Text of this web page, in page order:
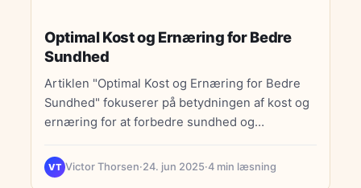
Optimal Kost og Ernæring for Bedre
Sundhed
Artiklen "Optimal Kost og Ernæring for Bedre
Sundhed" fokuserer på betydningen af kost og
ernæring for at forbedre sundhed og
som antiinflammatorisk kost, vitaminer,
mineraler, kostplaner til vægttab, plantebaseret
VT Victor Thorsen·24. jun 2025·4 min læsning